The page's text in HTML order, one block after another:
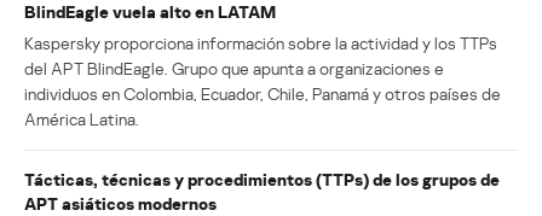
BlindEagle vuela alto en LATAM
Kaspersky proporciona información sobre la actividad y los TTPs
del APT BlindEagle. Grupo que apunta a organizaciones e
individuos en Colombia, Ecuador, Chile, Panamá y otros países de
América Latina.
Tácticas, técnicas y procedimientos (TTPs) de los grupos de
APT asiáticos modernos